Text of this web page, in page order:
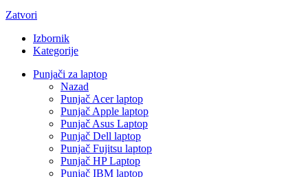
Zatvori
Izbornik
Kategorije
Punjači za laptop
Nazad
Punjač Acer laptop
Punjač Apple laptop
Punjač Asus Laptop
Punjač Dell laptop
Punjač Fujitsu laptop
Punjač HP Laptop
Punjač IBM laptop